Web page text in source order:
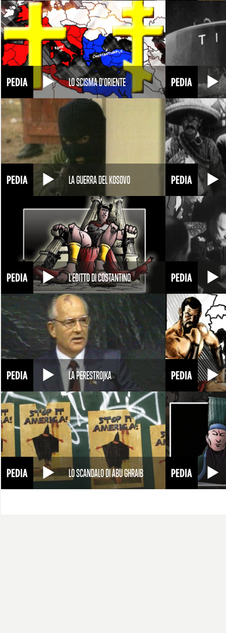
LO SCISMA D'ORIENTE
LA GUERRA DEL KOSOVO
L'EDITTO DI COSTANTINO
LA PERESTROJKA
LO SCANDALO DI ABU GHRAIB